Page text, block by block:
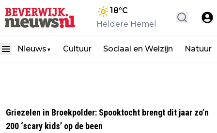
18°C
Heldere Hemel
Nieuws ▼ Cultuur Sociaal en Welzijn Natuur
Griezelen in Broekpolder: Spooktocht brengt dit jaar zo’n
200 ‘scary kids’ op de been